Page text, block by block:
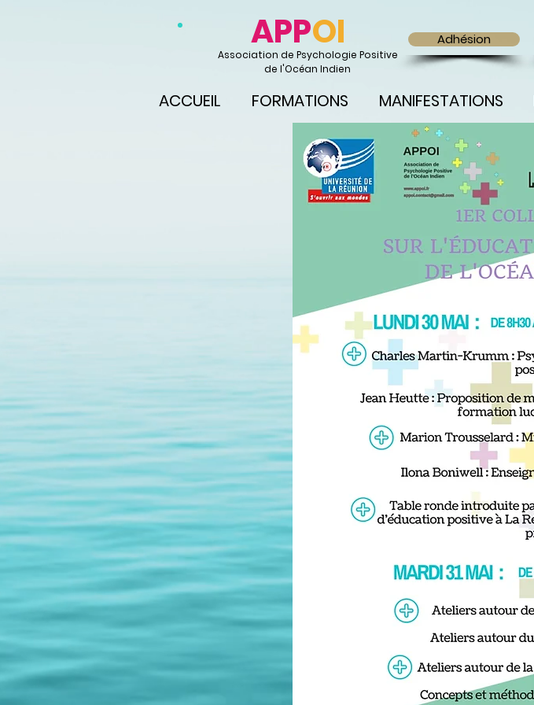
APPOI
Association de Psychologie Positive
de l'Océan Indien
Adhésion
ACCUEIL FORMATIONS MANIFESTATIONS